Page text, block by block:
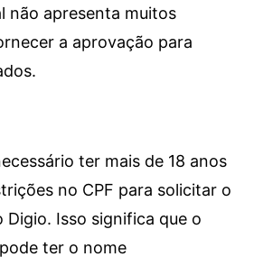
não apresenta muitos
a aprovação para
ter mais de 18 anos
no CPF para solicitar o
Isso significa que o
ter o nome